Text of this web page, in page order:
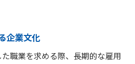
求められる能力
業選択における業種別分析
企業文化
職業を求める際、長期的な雇用